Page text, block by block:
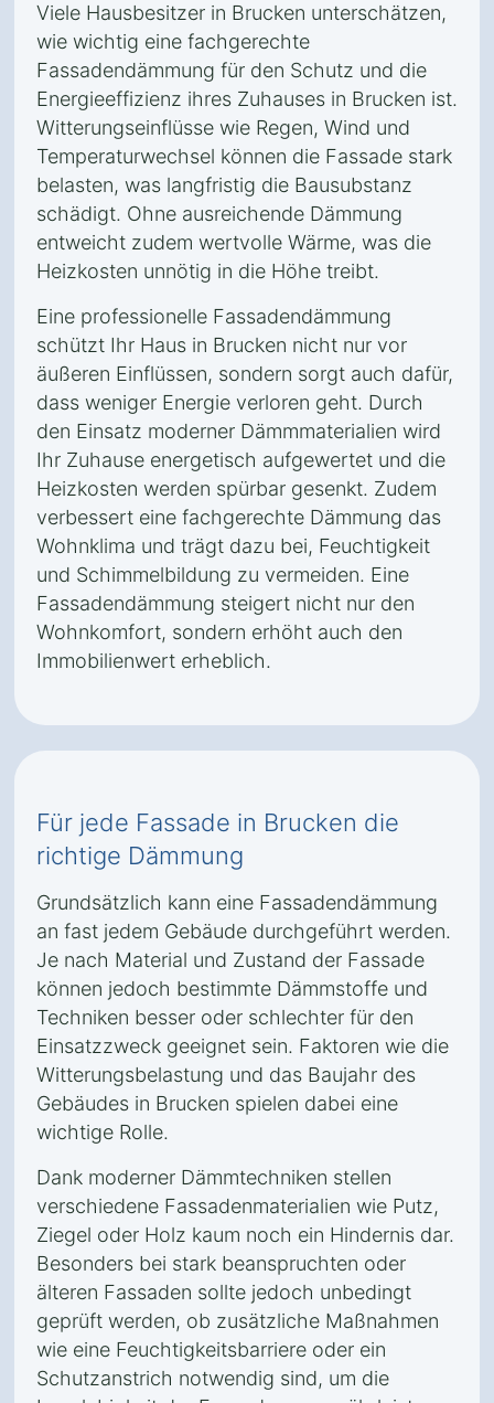
Viele Hausbesitzer in Brucken unterschätzen,
wie wichtig eine fachgerechte
Fassadendämmung für den Schutz und die
Energieeffizienz ihres Zuhauses in Brucken ist.
Witterungseinflüsse wie Regen, Wind und
Temperaturwechsel können die Fassade stark
belasten, was langfristig die Bausubstanz
schädigt. Ohne ausreichende Dämmung
entweicht zudem wertvolle Wärme, was die
Heizkosten unnötig in die Höhe treibt.
Eine professionelle Fassadendämmung
schützt Ihr Haus in Brucken nicht nur vor
äußeren Einflüssen, sondern sorgt auch dafür,
dass weniger Energie verloren geht. Durch
den Einsatz moderner Dämmmaterialien wird
Ihr Zuhause energetisch aufgewertet und die
Heizkosten werden spürbar gesenkt. Zudem
verbessert eine fachgerechte Dämmung das
Wohnklima und trägt dazu bei, Feuchtigkeit
und Schimmelbildung zu vermeiden. Eine
Fassadendämmung steigert nicht nur den
Wohnkomfort, sondern erhöht auch den
Immobilienwert erheblich.
Für jede Fassade in Brucken die
richtige Dämmung
Grundsätzlich kann eine Fassadendämmung
an fast jedem Gebäude durchgeführt werden.
Je nach Material und Zustand der Fassade
können jedoch bestimmte Dämmstoffe und
Techniken besser oder schlechter für den
Einsatzzweck geeignet sein. Faktoren wie die
Witterungsbelastung und das Baujahr des
Gebäudes in Brucken spielen dabei eine
wichtige Rolle.
Dank moderner Dämmtechniken stellen
verschiedene Fassadenmaterialien wie Putz,
Ziegel oder Holz kaum noch ein Hindernis dar.
Besonders bei stark beanspruchten oder
älteren Fassaden sollte jedoch unbedingt
geprüft werden, ob zusätzliche Maßnahmen
wie eine Feuchtigkeitsbarriere oder ein
Schutzanstrich notwendig sind, um die